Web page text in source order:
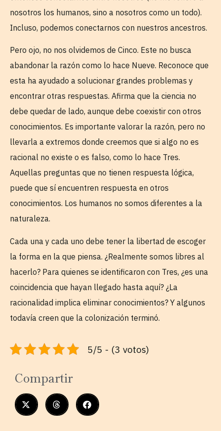
nosotros los humanos, sino a nosotros como un todo).
Incluso, podemos conectarnos con nuestros ancestros.
Pero ojo, no nos olvidemos de Cinco. Este no busca
abandonar la razón como lo hace Nueve. Reconoce que
esta ha ayudado a solucionar grandes problemas y
encontrar otras respuestas. Afirma que la ciencia no
debe quedar de lado, aunque debe coexistir con otros
conocimientos. Es importante valorar la razón, pero no
llevarla a extremos donde creemos que si algo no es
racional no existe o es falso, como lo hace Tres.
Aquellas preguntas que no tienen respuesta lógica,
puede que sí encuentren respuesta en otros
conocimientos. Los humanos no somos diferentes a la
naturaleza.
Cada una y cada uno debe tener la libertad de escoger
la forma en la que piensa. ¿Realmente somos libres al
hacerlo? Para quienes se identificaron con Tres, ¿es una
coincidencia que hayan llegado hasta aquí? ¿La
racionalidad implica eliminar conocimientos? Y algunos
todavía creen que la colonización terminó.
5/5 - (3 votos)
Compartir